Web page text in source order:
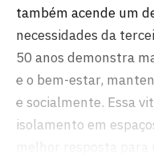
também acende um
necessidades da
50 anos demonstra
e o bem-estar,
e socialmente. Essa
isolamento em
melhor resposta para